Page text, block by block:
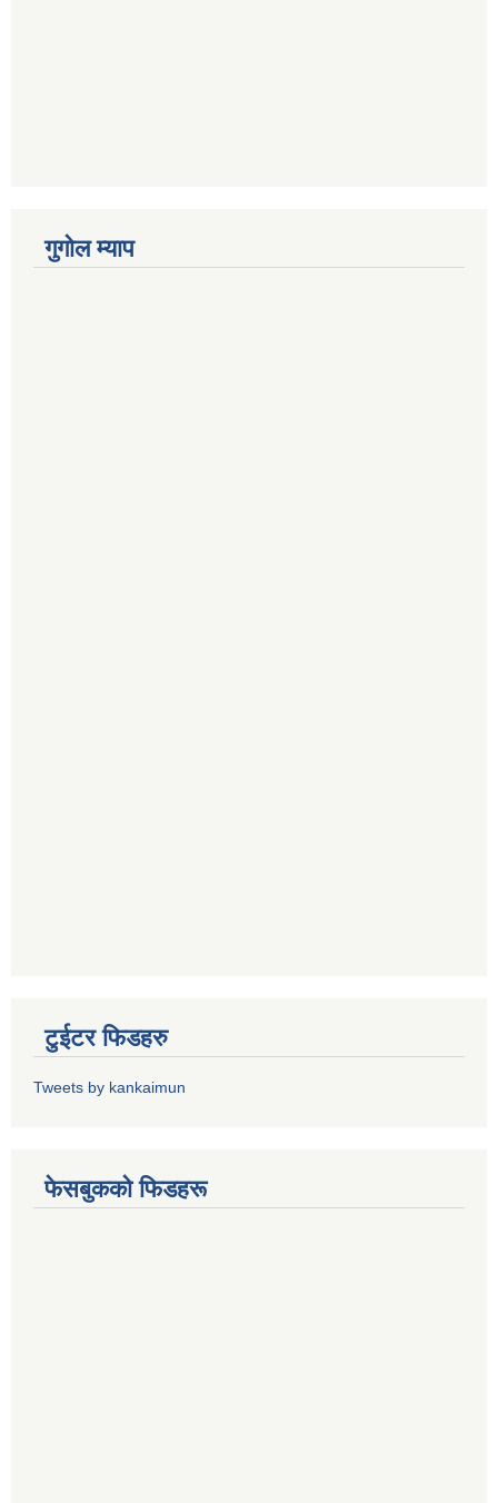
गुगोल म्याप
टुईटर फिडहरु
Tweets by kankaimun
फेसबुकको फिडहरू